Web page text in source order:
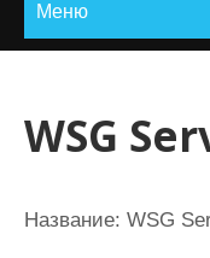
Меню
WSG
Название: WSG